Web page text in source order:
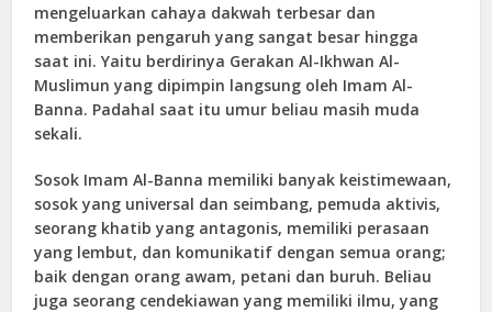
mengeluarkan cahaya dakwah terbesar dan
memberikan pengaruh yang sangat besar hingga
saat ini. Yaitu berdirinya Gerakan Al-Ikhwan Al-
Muslimun yang dipimpin langsung oleh Imam Al-
Banna. Padahal saat itu umur beliau masih muda
sekali.
Sosok Imam Al-Banna memiliki banyak keistimewaan,
sosok yang universal dan seimbang, pemuda aktivis,
seorang khatib yang antagonis, memiliki perasaan
yang lembut, dan komunikatif dengan semua orang;
baik dengan orang awam, petani dan buruh. Beliau
juga seorang cendekiawan yang memiliki ilmu, yang